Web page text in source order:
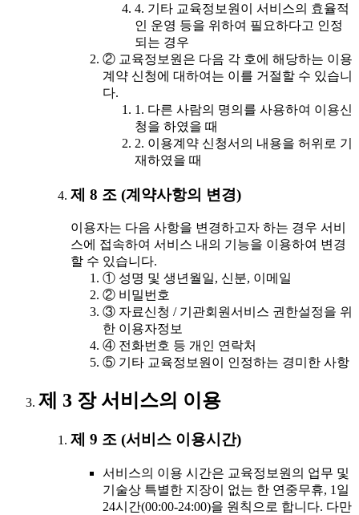
4. 기타 교육정보원이 서비스의 효율적
인 운영 등을 위하여 필요하다고 인정
되는 경우
② 교육정보원은 다음 각 호에 해당하는 이용
계약 신청에 대하여는 이를 거절할 수 있습니
다.
1. 다른 사람의 명의를 사용하여 이용신
청을 하였을 때
2. 이용계약 신청서의 내용을 허위로 기
재하였을 때
제 8 조 (계약사항의 변경)
이용자는 다음 사항을 변경하고자 하는 경우 서비
스에 접속하여 서비스 내의 기능을 이용하여 변경
할 수 있습니다.
① 성명 및 생년월일, 신분, 이메일
② 비밀번호
③ 자료신청 / 기관회원서비스 권한설정을 위
한 이용자정보
④ 전화번호 등 개인 연락처
⑤ 기타 교육정보원이 인정하는 경미한 사항
제 3 장 서비스의 이용
제 9 조 (서비스 이용시간)
서비스의 이용 시간은 교육정보원의 업무 및
기술상 특별한 지장이 없는 한 연중무휴, 1일
24시간(00:00-24:00)을 원칙으로 합니다. 다만